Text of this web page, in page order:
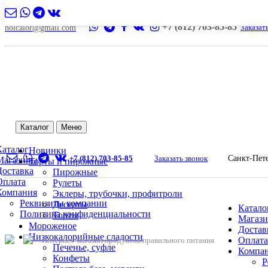
nolcalor@gmail.com +7 (812) 703-85-85
Каталог Меню
Реквизиты компании
Политика конфиденциальности
Новинки
Торты и пирожные
Пирожные
Рулеты
Эклеры, трубочки, профитроли
Десерты
Торты
Мороженое
Низкокалорийные сладости
Печенье, суфле
Конфеты
+7 (812) 703-85-85 Заказать звонок Санкт-
Интернет-магазин продуктов правильного питания
Оплата